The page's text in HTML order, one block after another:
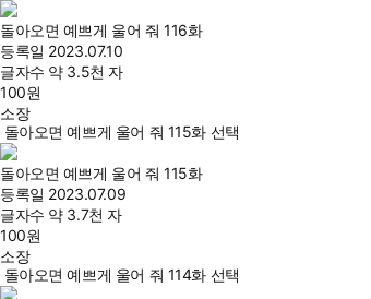
돌아오면 예쁘게 울어 줘 116화
등록일 2023.07.10
글자수 약 3.5천 자
100원
소장
돌아오면 예쁘게 울어 줘 115화 선택
돌아오면 예쁘게 울어 줘 115화
등록일 2023.07.09
글자수 약 3.7천 자
100원
소장
돌아오면 예쁘게 울어 줘 114화 선택